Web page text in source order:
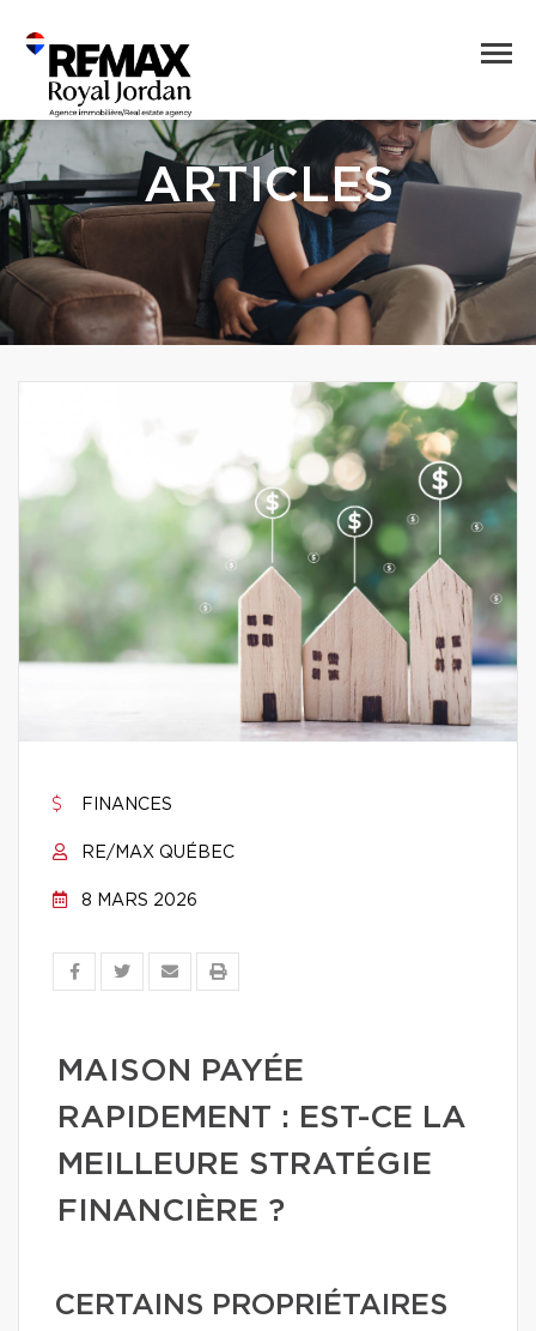
ARTICLES
FINANCES
RE/MAX QUÉBEC
8 MARS 2026
MAISON PAYÉE
RAPIDEMENT : EST-CE LA
MEILLEURE STRATÉGIE
FINANCIÈRE ?
CERTAINS PROPRIÉTAIRES